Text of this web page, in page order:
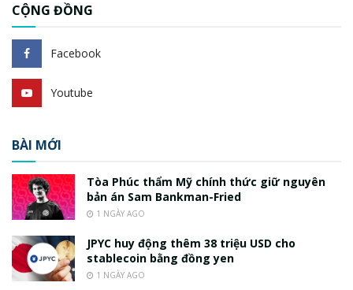
CỘNG ĐỒNG
Facebook
Youtube
BÀI MỚI
Tòa Phúc thẩm Mỹ chính thức giữ nguyên
bản án Sam Bankman-Fried
1 NGÀY AGO
JPYC huy động thêm 38 triệu USD cho
stablecoin bằng đồng yen
1 NGÀY AGO